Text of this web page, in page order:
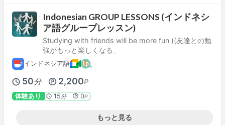
Indonesian GROUP LESSONS (インドネシ
ア語グループレッスン)
Studying with friends will be more fun ((友達との勉
強がもっと楽しくなる_
インドネシア語
50分 2,200P
体験あり 15分 0P
もっと見る